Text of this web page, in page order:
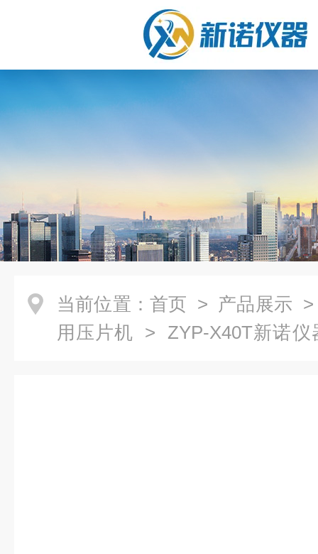
当前位置： 首页 > 产品展示
用压片机 > ZYP-X40T新诺仪